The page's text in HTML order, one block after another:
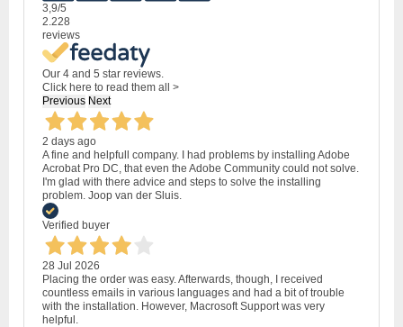
3,9/5
2.228
reviews
Our 4 and 5 star reviews.
Click here to read them all >
Previous Next
2 days ago
A fine and helpfull company. I had problems by installing Adobe
Acrobat Pro DC, that even the Adobe Community could not solve.
I'm glad with there advice and steps to solve the installing
problem. Joop van der Sluis.
Verified buyer
28 Jul 2026
Placing the order was easy. Afterwards, though, I received
countless emails in various languages and had a bit of trouble
with the installation. However, Macrosoft Support was very
helpful.